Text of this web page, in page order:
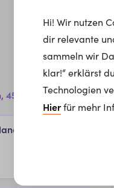
Hi! Wir nutzen
dir relevante
sammeln wir
klar!“ erklärst
Technologien
Hierfür mehr